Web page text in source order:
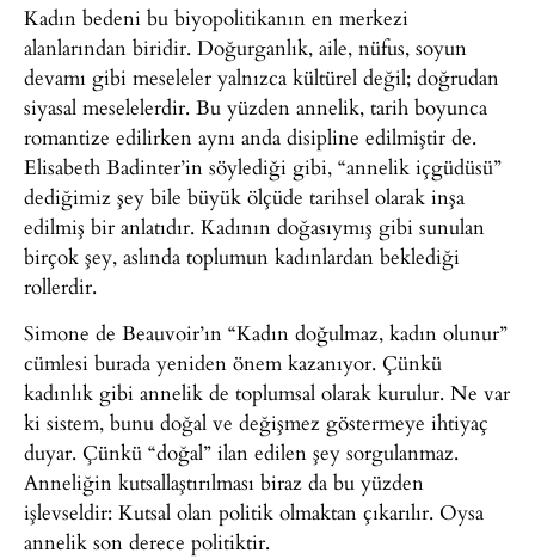
Kadın bedeni bu biyopolitikanın en merkezi
alanlarından biridir. Doğurganlık, aile, nüfus, soyun
devamı gibi meseleler yalnızca kültürel değil; doğrudan
siyasal meselelerdir. Bu yüzden annelik, tarih boyunca
romantize edilirken aynı anda disipline edilmiştir de.
Elisabeth Badinter’in söylediği gibi, “annelik içgüdüsü”
dediğimiz şey bile büyük ölçüde tarihsel olarak inşa
edilmiş bir anlatıdır. Kadının doğasıymış gibi sunulan
birçok şey, aslında toplumun kadınlardan beklediği
rollerdir.
Simone de Beauvoir’ın “Kadın doğulmaz, kadın olunur”
cümlesi burada yeniden önem kazanıyor. Çünkü
kadınlık gibi annelik de toplumsal olarak kurulur. Ne var
ki sistem, bunu doğal ve değişmez göstermeye ihtiyaç
duyar. Çünkü “doğal” ilan edilen şey sorgulanmaz.
Anneliğin kutsallaştırılması biraz da bu yüzden
işlevseldir: Kutsal olan politik olmaktan çıkarılır. Oysa
annelik son derece politiktir.